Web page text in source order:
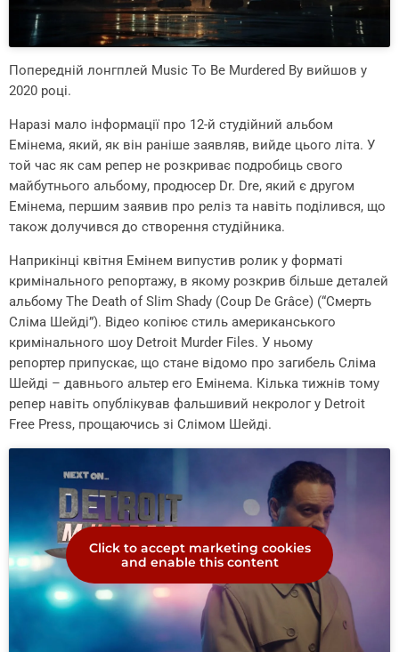
Попередній лонгплей Music To Be Murdered By вийшов у
2020 році.
Наразі мало інформації про 12-й студійний альбом
Емінема, який, як він раніше заявляв, вийде цього літа. У
той час як сам репер не розкриває подробиць свого
майбутнього альбому, продюсер Dr. Dre, який є другом
Емінема, першим заявив про реліз та навіть поділився, що
також долучився до створення студійника.
Наприкінці квітня Емінем випустив ролик у форматі
кримінального репортажу, в якому розкрив більше деталей
альбому The Death of Slim Shady (Coup De Grâce) (“Смерть
Сліма Шейді”). Відео копіює стиль американського
кримінального шоу Detroit Murder Files. У ньому
репортер припускає, що стане відомо про загибель Сліма
Шейді – давнього альтер его Емінема. Кілька тижнів тому
репер навіть опублікував фальшивий некролог у Detroit
Free Press, прощаючись зі Слімом Шейді.
Click to accept marketing cookies
and enable this content